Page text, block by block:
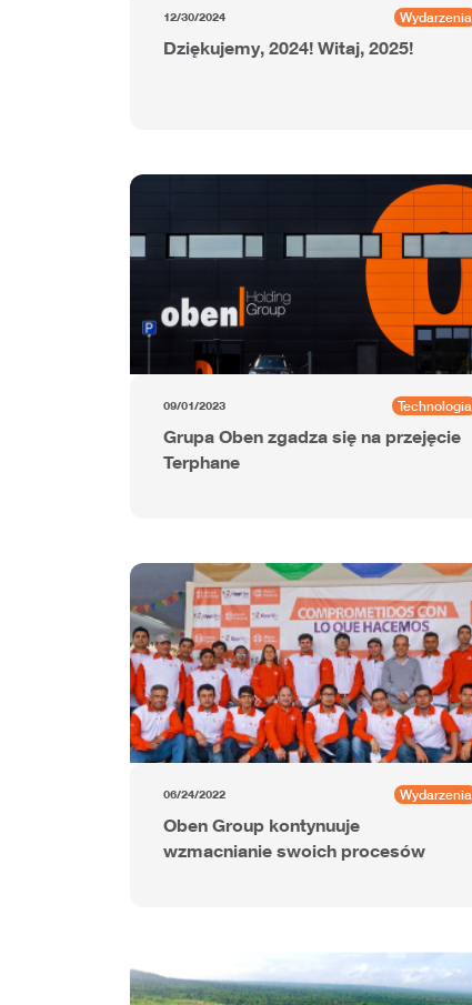
12/30/2024 Wydarzenia
Dziękujemy, 2024! Witaj, 2025!
09/01/2023 Technologia
Grupa Oben zgadza się na przejęcie
Terphane
06/24/2022 Wydarzenia
Oben Group kontynuuje
wzmacnianie swoich procesów